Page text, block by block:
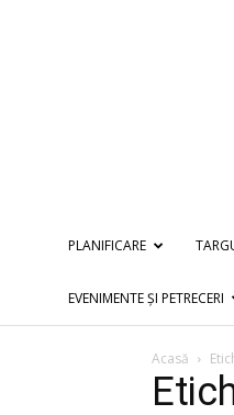
PLANIFICARE
EVENIMENTE ȘI PETRECERI
Acasă